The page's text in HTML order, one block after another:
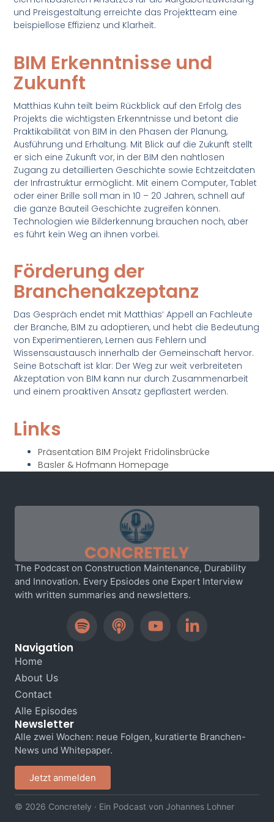
und Preisgestaltung erreichte das Projektteam eine
beispiellose Effizienz und Klarheit.
BIM Erkenntnisse und
Zukunft
Matthias Kuhn teilt beim Rückblick auf den Erfolg des
Projekts die wichtigsten Erkenntnisse und betont die
Praktikabilität von BIM in den Phasen der Planung,
Ausführung und Erhaltung. Mit Blick auf die Zukunft stellt
er sich eine Zukunft vor, in der BIM den nahtlosen
Zugang zu detaillierten Geschichte sowie Echtzeitdaten
der Infrastruktur ermöglicht. Mit einem Computer, Tablet
oder einer Brille soll man in 10 – 20 Jahren, schnell auf
die ganze Bauteil Geschichte zugreifen können.
Technologien wie Bilderkennung brauchen noch, aber
es führt kein Weg an ihnen vorbei.
Förderung der
Branchenakzeptanz
Das Gespräch endet mit Matthias‘ Appell an Fachleute
der Branche, BIM zu adoptieren, und hebt die Bedeutung
von Experimentieren, Lernen aus Fehlern und
Wissensaustausch innerhalb der Gemeinschaft hervor.
Seine Botschaft ist klar: Der Weg zur weit verbreiteten
Akzeptation von BIM kann nur durch Zusammenarbeit
und einem proaktiven Ansatz gepflastert werden.
Links
Präsentation BIM Projekt Fridolinsbrücke
Basler & Hofmann Homepage
The Podcast on Construction Maintenance, Durability
and Innovation. Every Epsiodes one Expert Interview
with written summaries and newsletters.
Navigation
Home
About Us
Contact
Alle Episodes
Newsletter
Alle zwei Wochen: neue Folgen, kuratierte Branchen-
News und Whitepaper.
Jetzt anmelden
© 2026 Concretely · Ein Podcast von Johannes Lohner